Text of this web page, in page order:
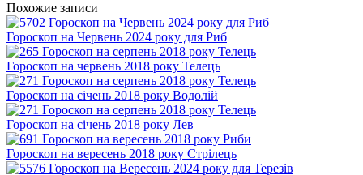
Похожие записи
Гороскоп на Червень 2024 року для Риб
Гороскоп на червень 2018 року Телець
Гороскоп на січень 2018 року Водолій
Гороскоп на січень 2018 року Лев
Гороскоп на вересень 2018 року Стрілець